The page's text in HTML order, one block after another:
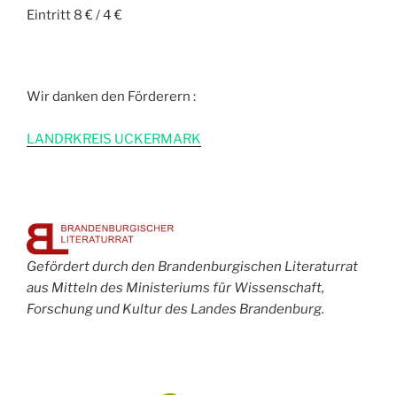
Eintritt 8 € / 4 €
Wir danken den Förderern :
LANDRKREIS UCKERMARK
Gefördert durch den Brandenburgischen Literaturrat
aus Mitteln des Ministeriums für Wissenschaft,
Forschung und Kultur des Landes Brandenburg.